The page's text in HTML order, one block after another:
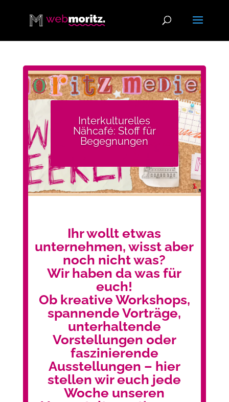
Interkulturelles
Nähcafé: Stoff für
Begegnungen
Ihr wollt etwas
unternehmen, wisst aber
noch nicht was?
Wir haben da was für
euch!
Ob kreative Workshops,
spannende Vorträge,
unterhaltende
Vorstellungen oder
faszinierende
Ausstellungen – hier
stellen wir euch jede
Woche unseren